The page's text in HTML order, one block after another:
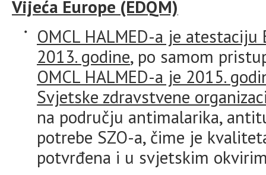
Vijeća Europe (EDQM)
OMCL HALMED-a je
2013. godine, po samom
OMCL HALMED-a je 2015.
Svjetske zdravstvene
na području antimalarika,
potrebe SZO-a, čime je
potvrđena i u svjetskim